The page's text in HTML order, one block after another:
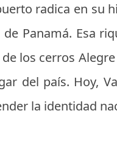
radica en su
Panamá. Esa
los cerros
del país. Hoy,
la identidad